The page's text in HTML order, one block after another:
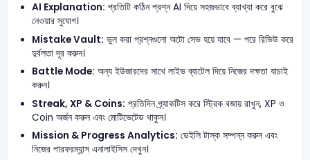
AI Explanation: প্রতিটি কঠিন প্রশ্ন AI দিয়ে সহজভাবে ব্যাখ্যা করে বুঝে
নেওয়ার সুযোগ।
Mistake Vault: ভুল করা প্রশ্নগুলো অটো সেভ হয়ে যাবে — পরে রিভিউ করে
দুর্বলতা দূর করুন।
Battle Mode: অন্য ইউজারদের সাথে লাইভ ব্যাটেল দিয়ে নিজের দক্ষতা যাচাই
করুন।
Streak, XP & Coins: প্রতিদিন প্র্যাকটিস করে স্ট্রিক বজায় রাখুন, XP ও
Coin অর্জন করুন এবং মোটিভেটেড থাকুন।
Mission & Progress Analytics: ডেইলি টাস্ক সম্পন্ন করুন এবং
নিজের পারফরম্যান্স এনালাইসিস দেখুন।